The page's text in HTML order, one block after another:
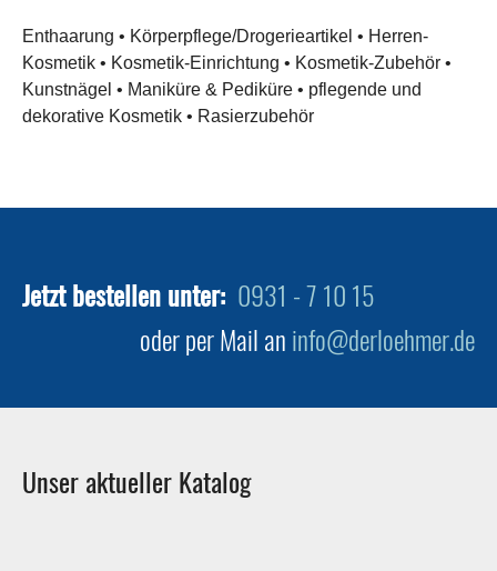
Enthaarung • Körperpflege/Drogerieartikel • Herren-
Kosmetik • Kosmetik-Einrichtung • Kosmetik-Zubehör •
Kunstnägel • Maniküre & Pediküre • pflegende und
dekorative Kosmetik • Rasierzubehör
Jetzt bestellen unter: 0931 - 7 10 15
oder per Mail aninfo@derloehmer.de
Unser aktueller Katalog